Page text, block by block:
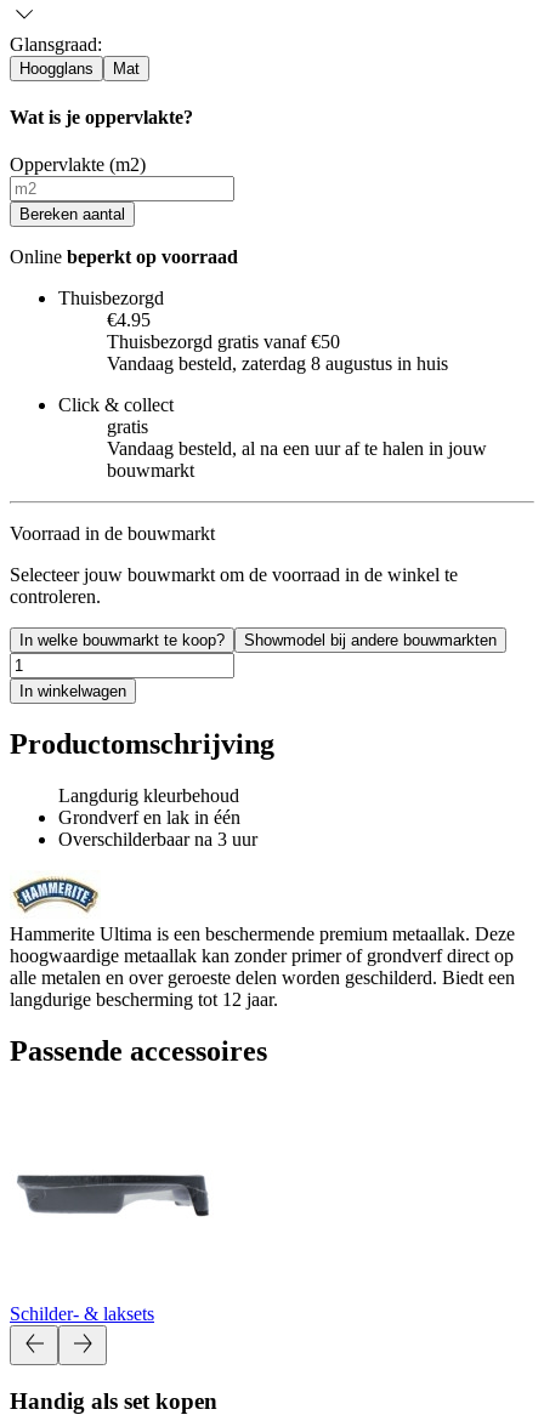
Glansgraad:
Hoogglans Mat
Wat is je oppervlakte?
Oppervlakte (m2)
Bereken aantal
Online beperkt op voorraad
Thuisbezorgd
€4.95
Thuisbezorgd gratis vanaf €50
Vandaag besteld, zaterdag 8 augustus in huis
Click & collect
gratis
Vandaag besteld, al na een uur af te halen in jouw
bouwmarkt
Voorraad in de bouwmarkt
Selecteer jouw bouwmarkt om de voorraad in de winkel te
controleren.
In welke bouwmarkt te koop? Showmodel bij andere bouwmarkten
In winkelwagen
Productomschrijving
Langdurig kleurbehoud
Grondverf en lak in één
Overschilderbaar na 3 uur
Hammerite Ultima is een beschermende premium metaallak. Deze
hoogwaardige metaallak kan zonder primer of grondverf direct op
alle metalen en over geroeste delen worden geschilderd. Biedt een
langdurige bescherming tot 12 jaar.
Passende accessoires
Schilder- & laksets
Handig als set kopen